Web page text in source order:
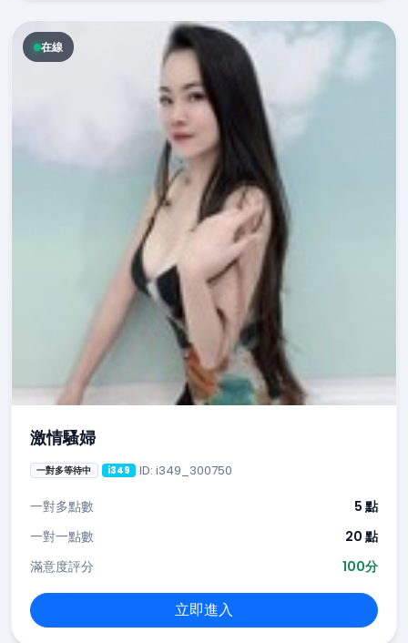
在線
激情騷婦
一對多等待中 i349 ID: i349_300750
一對多點數
5 點
一對一點數
20 點
滿意度評分
100分
立即進入